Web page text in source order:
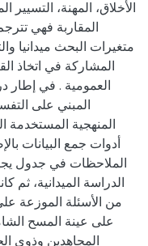
الأخلاق، المهنة، التسيير
المقاربة فهي
متغيرات البحث ميدانيا
المشاركة في اتخاذ
العمومية . في إطار
المبني على
المنهجية المستخدمة
أدوات جمع البيانات
الملاحظات في جدول
الدراسة الميدانية، ثم
من الأسئلة الموزعة
المجاهدين وذوي